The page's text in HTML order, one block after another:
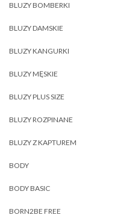
BLUZY BOMBERKI
BLUZY DAMSKIE
BLUZY KANGURKI
BLUZY MĘSKIE
BLUZY PLUS SIZE
BLUZY ROZPINANE
BLUZY Z KAPTUREM
BODY
BODY BASIC
BORN2BE FREE